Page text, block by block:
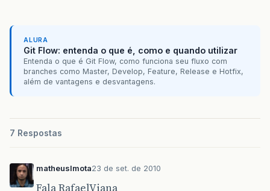
ALURA
Git Flow: entenda o que é, como e quando utilizar
Entenda o que é Git Flow, como funciona seu fluxo com
branches como Master, Develop, Feature, Release e Hotfix,
além de vantagens e desvantagens.
7 Respostas
matheuslmota23 de set. de 2010
Fala RafaelViana